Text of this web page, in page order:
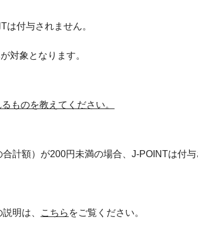
付与されません。
対象となります。
ものを教えてください。
計額）が200円未満の場合、J-POINTは付与
明は、 こちら をご覧ください。